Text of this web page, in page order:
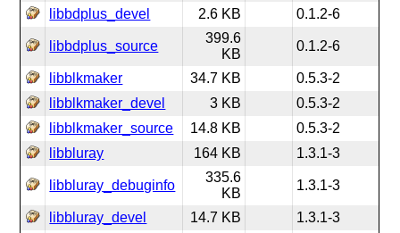
libbdplus_devel
2.6 KB 0.1.2-6
libbdplus_source
399.6
KB
0.1.2-6
libblkmaker 34.7 KB
0.5.3-2
libblkmaker_devel
3 KB
0.5.3-2
libblkmaker_source
14.8 KB
0.5.3-2
libbluray
164 KB 1.3.1-3
libbluray_debuginfo
335.6
KB
1.3.1-3
libbluray_devel 14.7 KB 1.3.1-3